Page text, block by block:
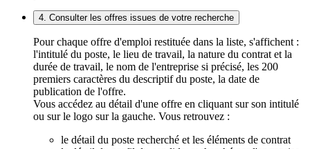
4. Consulter les offres issues de votre recherche
Pour chaque offre d'emploi restituée dans la liste, s'affichent :
l'intitulé du poste, le lieu de travail, la nature du contrat et la
durée de travail, le nom de l'entreprise si précisé, les 200
premiers caractères du descriptif du poste, la date de
publication de l'offre.
Vous accédez au détail d'une offre en cliquant sur son intitulé
ou sur le logo sur la gauche. Vous retrouvez :
le détail du poste recherché et les éléments de contrat